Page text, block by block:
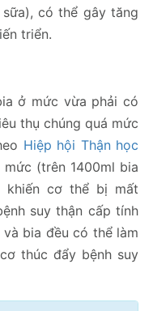
có thể gây tăng
triển.
ở mức vừa phải có
thụ chúng quá mức
Hiệp hội Thận học
(trên 1400ml bia
khiến cơ thể bị mất
suy thận cấp tính
bia đều có thể làm
thúc đẩy bệnh suy